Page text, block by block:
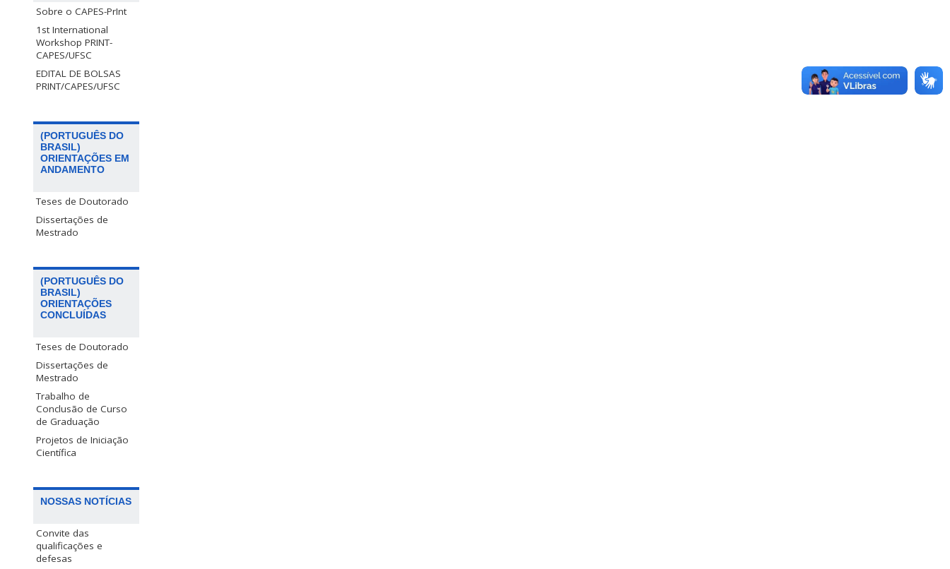
Sobre o CAPES-PrInt
1st International
Workshop PRINT-
CAPES/UFSC
EDITAL DE BOLSAS
PRINT/CAPES/UFSC
(PORTUGUÊS DO
BRASIL)
ORIENTAÇÕES EM
ANDAMENTO
Teses de Doutorado
Dissertações de
Mestrado
(PORTUGUÊS DO
BRASIL)
ORIENTAÇÕES
CONCLUÍDAS
Teses de Doutorado
Dissertações de
Mestrado
Trabalho de
Conclusão de Curso
de Graduação
Projetos de Iniciação
Científica
NOSSAS NOTÍCIAS
Convite das
qualificações e
defesas